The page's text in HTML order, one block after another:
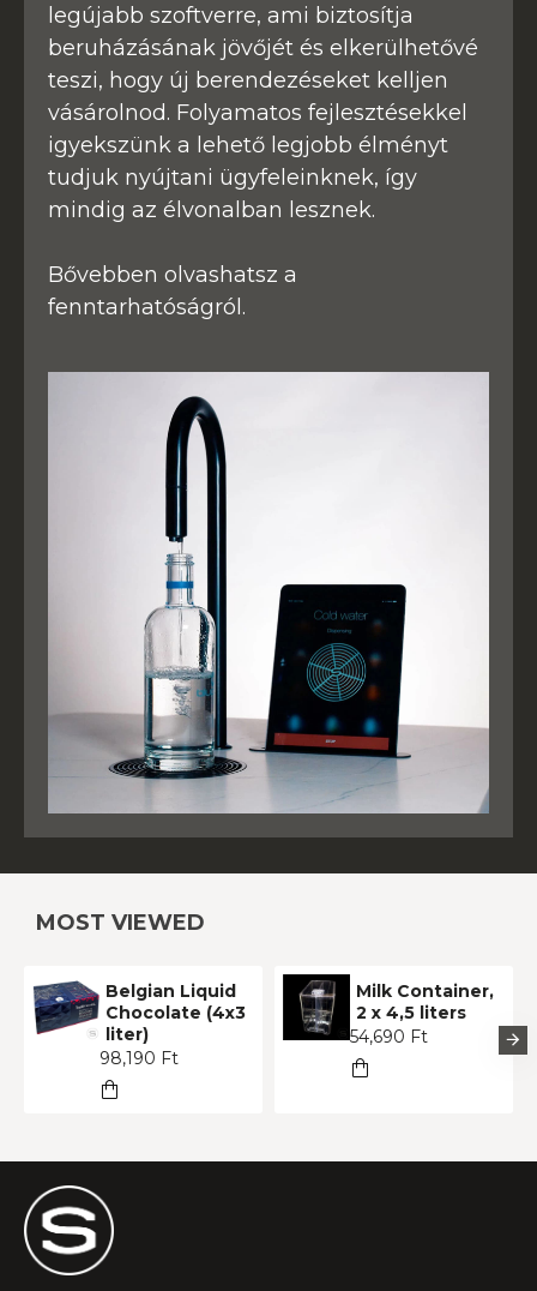
legújabb szoftverre, ami biztosítja
beruházásának jövőjét és elkerülhetővé
teszi, hogy új berendezéseket kelljen
vásárolnod. Folyamatos fejlesztésekkel
igyekszünk a lehető legjobb élményt
tudjuk nyújtani ügyfeleinknek, így
mindig az élvonalban lesznek.
Bővebben olvashatsz a
fenntarhatóságról.
MOST VIEWED
Belgian Liquid
Chocolate (4x3
liter)
98,190 Ft
Milk Container,
2 x 4,5 liters
54,690 Ft